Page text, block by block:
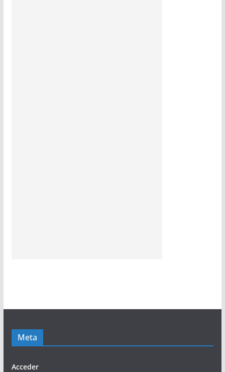
Meta
Acceder